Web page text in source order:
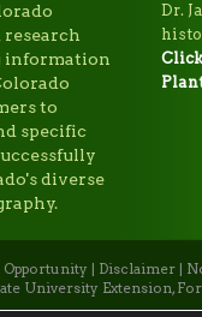
information
to
specific
diverse
Dr.
Opportunity Disclaimer
University Extension,